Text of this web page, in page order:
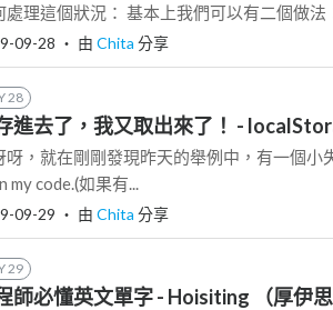
處理這個狀況： 基本上我們可以有二個做法
09-28 ‧ 由 Chita 分享
28
進去了，我又取出來了！ -
呀，就在剛剛發現昨天的舉例中，有一個小
my code.(如果有...
09-29 ‧ 由 Chita 分享
29
師必懂英文單字 - Hoisiting （厚伊